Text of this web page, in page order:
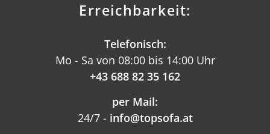
Erreichbarkeit:
Telefonisch:
Mo - Sa von 08:00 bis 14:00 Uhr
+43 688 82 35 162
per Mail:
24/7 - info@topsofa.at